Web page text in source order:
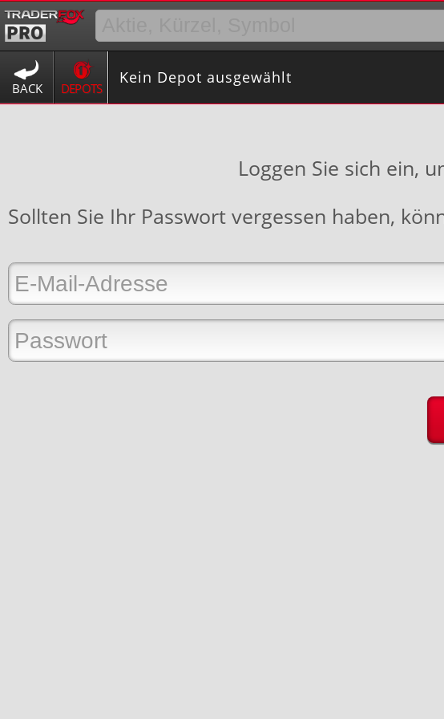
BACK DEPOTS
Kein Depot ausgewählt
Loggen Sie sich ein,
Sollten Sie Ihr Passwort vergessen haben,